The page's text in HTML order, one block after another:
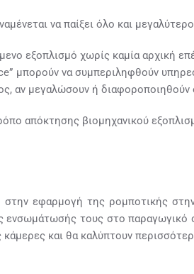
να παίξει όλο και
εξοπλισμό χωρίς καμία αρχική
μπορούν να συμπεριληφθούν
αν μεγαλώσουν ή διαφοροποιηθούν
απόκτησης βιομηχανικού
στην εφαρμογή της ρομποτικής
τους στο παραγωγικό
κάμερες και θα καλύπτουν